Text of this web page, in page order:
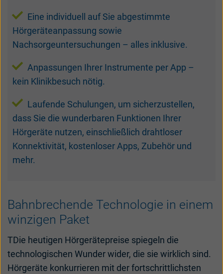
Eine individuell auf Sie abgestimmte
Hörgeräteanpassung sowie
Nachsorgeuntersuchungen – alles inklusive.
Anpassungen Ihrer Instrumente per App –
kein Klinikbesuch nötig.
Laufende Schulungen, um sicherzustellen,
dass Sie die wunderbaren Funktionen Ihrer
Hörgeräte nutzen, einschließlich drahtloser
Konnektivität, kostenloser Apps, Zubehör und
mehr.
Bahnbrechende Technologie in einem
winzigen Paket
TDie heutigen Hörgerätepreise spiegeln die
technologischen Wunder wider, die sie wirklich sind.
Hörgeräte konkurrieren mit der fortschrittlichsten